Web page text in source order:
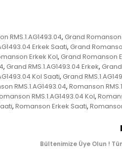
RMS.1.AG1493.04, Grand Romanson
Erkek Saati, Grand
Erkek Kol, Grand Romanson
, Grand RMS.1.AG1493.04 Erkek, Grand
Kol Saati, Grand
RMS.1.AG1493.04, Romanson
RMS.1.AG1493.04 Kol,
, Romanson Erkek Saati,
Bültenimize Üye Olun !